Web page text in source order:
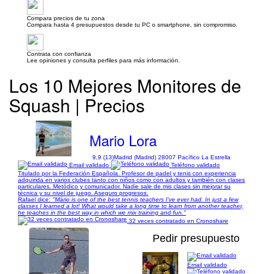
Compara precios de tu zona
Compara hasta 4 presupuestos desde tu PC o smartphone, sin compromiso.
Contrata con confianza
Lee opiniones y consulta perfiles para más información.
Los 10 Mejores Monitores de
Squash | Precios
Mario Lora
9,9 (13)Madrid (Madrid) 28007 Pacífico La Estrella
Email validado
Teléfono validado
Titulado por la Federación Española. Profesor de padel y tenis con experiencia
adquirida en varios clubes tanto con niños como con adultos y también con clases
particulares. Metódico y comunicador. Nadie sale de mis clases sin mejorar su
técnica y su nivel de juego. Aseguro progresos.
Rafael dice: "Mário is one of the best tennis teachers I've ever had. In just a few
classes I learned a lot! What would take a long time to learn from another teacher,
he teaches in the best way in which we mix training and fun."
32 veces contratado en Cronoshare
Pedir presupuesto
Email validado